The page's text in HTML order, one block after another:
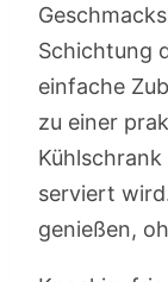
Schichtung
einfache
zu einer
serviert
genießen,